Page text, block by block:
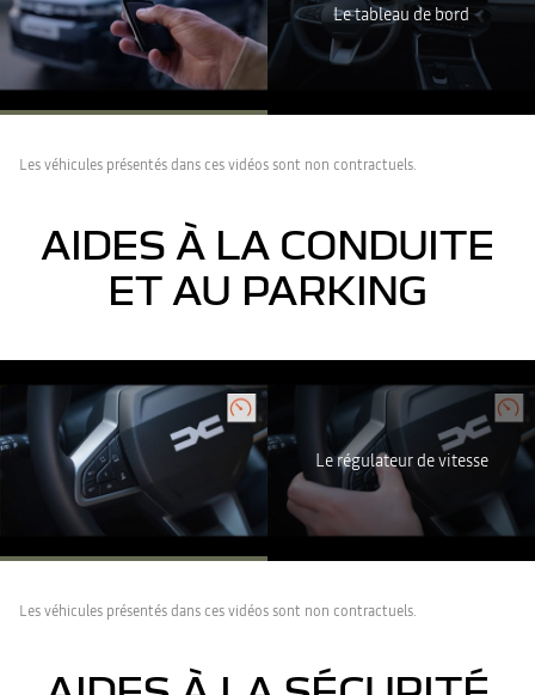
TOUT REFUSER
TOUT ACCEPTER
Le tableau de bord
Les véhicules présentés dans ces vidéos sont non contractuels.
AIDES À LA CONDUITE
ET AU PARKING
Youtube est désactivé. Autorisez le dépôt de cookies social pour
accéder au contenu.
TOUT REFUSER
TOUT ACCEPTER
Le régulateur de vitesse
Les véhicules présentés dans ces vidéos sont non contractuels.